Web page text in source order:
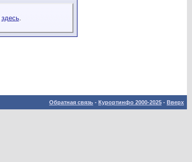
здесь.
Обратная связь - Курортинфо 2000-2025 - Вверх